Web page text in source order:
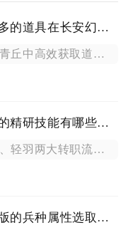
如何获得更多的道具在长安幻想青丘游戏中
在长安幻想青丘中高效获取道具，核心在于深耕日常副本、玩转帮派...
影之刃左殇的精研技能有哪些值得选择的
左殇分无锋、轻羽两大转职流派，两类流派值得优先精研的核心技能...
三国志战略版的兵种属性选取有什么技巧